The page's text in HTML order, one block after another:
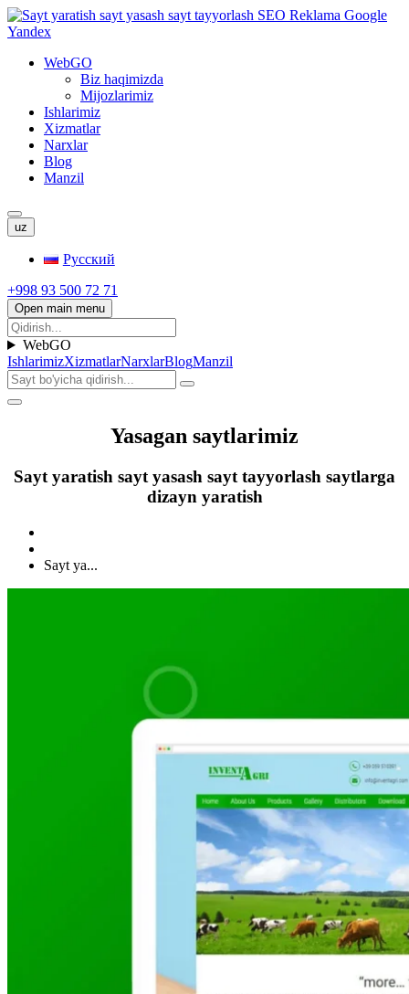
WebGO
Biz haqimizda
Mijozlarimiz
Ishlarimiz
Xizmatlar
Narxlar
Blog
Manzil
uz
Русский
+998 93 500 72 71
Open main menu
WebGO
IshlarimizXizmatlarNarxlarBlogManzil
Yasagan saytlarimiz
Sayt yaratish sayt yasash sayt tayyorlash saytlarga
dizayn yaratish
Sayt ya...